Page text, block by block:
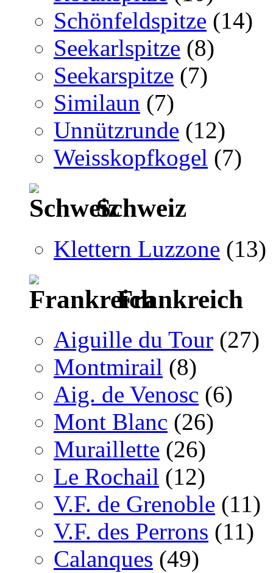
Schönfeldspitze (14)
Seekarlspitze (8)
Seekarspitze (7)
Similaun (7)
Unnützrunde (12)
Weisskopfkogel (7)
Schweiz
Klettern Luzzone (13)
Frankreich
Aiguille du Tour (27)
Montmirail (8)
Aig. de Venosc (6)
Mont Blanc (26)
Muraillette (26)
Le Rochail (12)
V.F. de Grenoble (11)
V.F. des Perrons (11)
Calanques (49)